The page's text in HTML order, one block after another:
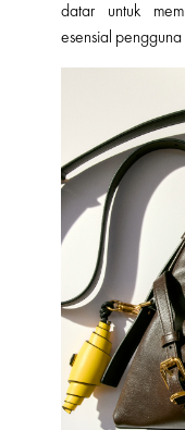
datar untuk
esensial